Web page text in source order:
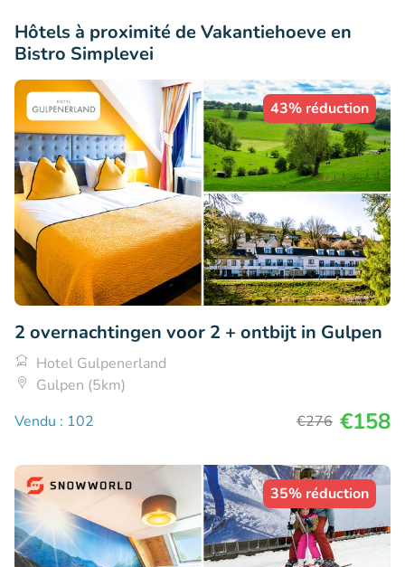
Hôtels à proximité de Vakantiehoeve en
Bistro Simplevei
43% réduction
2 overnachtingen voor 2 + ontbijt in Gulpen
Hotel Gulpenerland
Gulpen (5km)
Vendu : 102
€276 €158
35% réduction